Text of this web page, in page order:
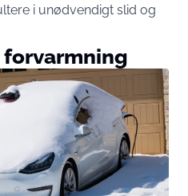
i unødvendigt slid og